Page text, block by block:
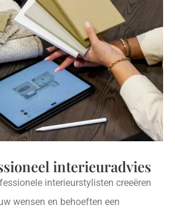
interieuradvies
interieurstylisten creeëren
wensen en behoeften een